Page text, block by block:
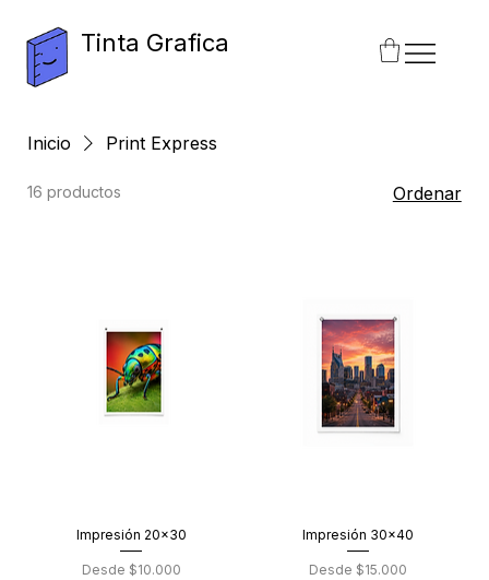
Tinta Grafica
Inicio Print Express
16 productos Ordenar
Impresión 20x30
Desde $10.000
Precio de oferta
Impresión 30x40
Desde $15.000
Precio de oferta